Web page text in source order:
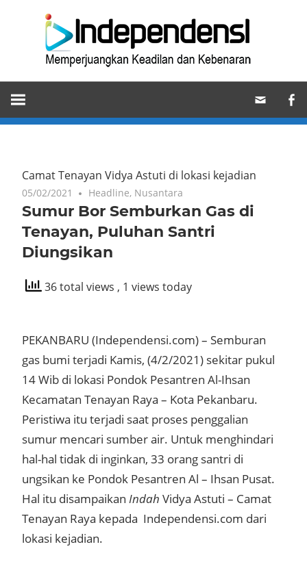
Memperjuangkan
Keadilan
dan
Camat Tenayan Vidya Astuti di lokasi kejadian
05/02/2021 Headline, Nusantara
Sumur Bor Semburkan Gas di
Tenayan, Puluhan Santri
Diungsikan
36 total views , 1 views today
PEKANBARU (Independensi.com) – Semburan
gas bumi terjadi Kamis, (4/2/2021) sekitar pukul
14 Wib di lokasi Pondok Pesantren Al-Ihsan
Kecamatan Tenayan Raya – Kota Pekanbaru.
Peristiwa itu terjadi saat proses penggalian
sumur mencari sumber air. Untuk menghindari
hal-hal tidak di inginkan, 33 orang santri di
ungsikan ke Pondok Pesantren Al – Ihsan Pusat.
Hal itu disampaikan Indah Vidya Astuti – Camat
Tenayan Raya kepada Independensi.com dari
lokasi kejadian.